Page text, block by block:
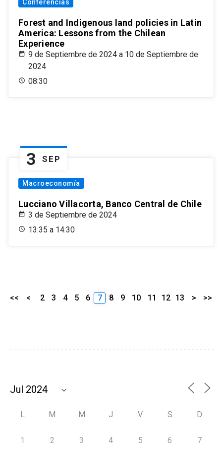
Conferencias
Forest and Indigenous land policies in Latin
America: Lessons from the Chilean
Experience
9 de Septiembre de 2024 a 10 de Septiembre de
2024
08:30
3 SEP
Macroeconomía
Lucciano Villacorta, Banco Central de Chile
3 de Septiembre de 2024
13:35 a 14:30
<< < 2 3 4 5 6 7 8 9 10 11 12 13 > >>
L M M J V S D
1 2 3 4 5 6 7